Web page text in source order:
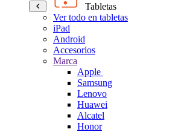
Tabletas
Ver todo en tabletas
iPad
Android
Accesorios
Marca
Apple
Samsung
Lenovo
Huawei
Alcatel
Honor